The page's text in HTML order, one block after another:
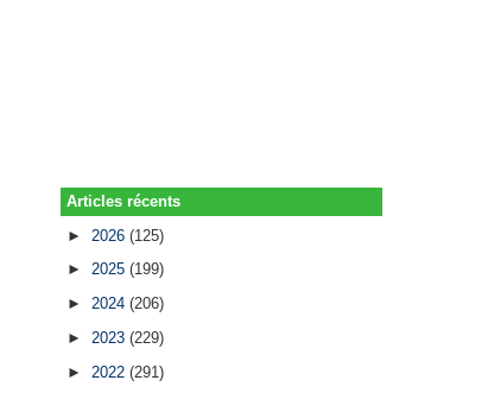
Articles récents
► 2026(125)
►2025(199)
►2024(206)
► 2023(229)
► 2022(291)